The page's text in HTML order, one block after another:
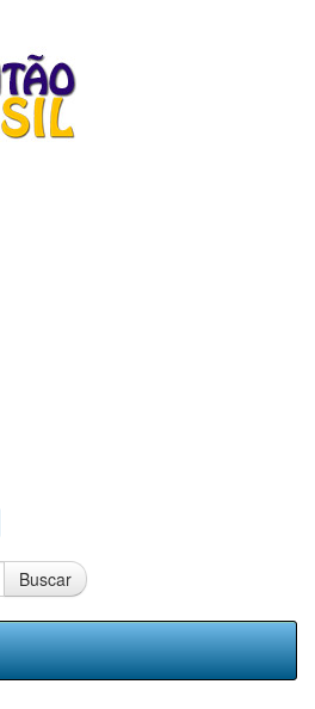
Buscar